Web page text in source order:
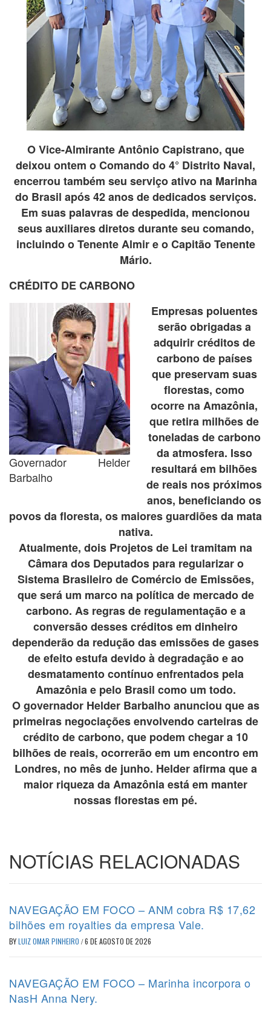
O Vice-Almirante Antônio Capistrano, que
deixou ontem o Comando do 4° Distrito Naval,
encerrou também seu serviço ativo na Marinha
do Brasil após 42 anos de dedicados serviços.
Em suas palavras de despedida, mencionou
seus auxiliares diretos durante seu comando,
incluindo o Tenente Almir e o Capitão Tenente
Mário.
CRÉDITO DE CARBONO
Governador Helder
Barbalho
Empresas poluentes
serão obrigadas a
adquirir créditos de
carbono de países
que preservam suas
florestas, como
ocorre na Amazônia,
que retira milhões de
toneladas de carbono
da atmosfera. Isso
resultará em bilhões
de reais nos próximos
anos, beneficiando os
povos da floresta, os maiores guardiões da mata
nativa.
Atualmente, dois Projetos de Lei tramitam na
Câmara dos Deputados para regularizar o
Sistema Brasileiro de Comércio de Emissões,
que será um marco na política de mercado de
carbono. As regras de regulamentação e a
conversão desses créditos em dinheiro
dependerão da redução das emissões de gases
de efeito estufa devido à degradação e ao
desmatamento contínuo enfrentados pela
Amazônia e pelo Brasil como um todo.
O governador Helder Barbalho anunciou que as
primeiras negociações envolvendo carteiras de
crédito de carbono, que podem chegar a 10
bilhões de reais, ocorrerão em um encontro em
Londres, no mês de junho. Helder afirma que a
maior riqueza da Amazônia está em manter
nossas florestas em pé.
NOTÍCIAS RELACIONADAS
NAVEGAÇÃO EM FOCO – ANM cobra R$ 17,62
bilhões em royalties da empresa Vale.
BYLUIZ OMAR PINHEIRO /6 DE AGOSTO DE 2026
NAVEGAÇÃO EM FOCO – Marinha incorpora o
NasH Anna Nery.